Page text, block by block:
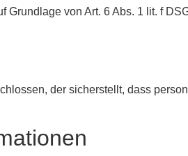
von Art. 6 Abs. 1 lit. f
der sicherstellt, dass